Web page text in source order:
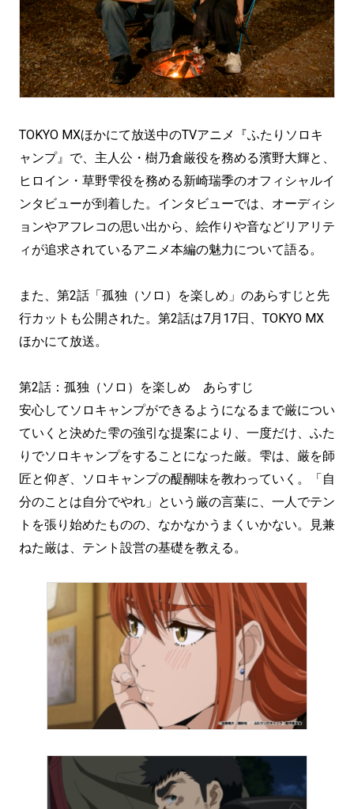
TOKYO MXほかにて放送中のTVアニメ『ふたりソロキ
ャンプ』で、主人公・樹乃倉厳役を務める濱野大輝と、
ヒロイン・草野雫役を務める新崎瑞季のオフィシャルイ
ンタビューが到着した。インタビューでは、オーディシ
ョンやアフレコの思い出から、絵作りや音などリアリテ
ィが追求されているアニメ本編の魅力について語る。
また、第2話「孤独（ソロ）を楽しめ」のあらすじと先
行カットも公開された。第2話は7月17日、TOKYO MX
ほかにて放送。
第2話：孤独（ソロ）を楽しめ あらすじ
安心してソロキャンプができるようになるまで厳につい
ていくと決めた雫の強引な提案により、一度だけ、ふた
りでソロキャンプをすることになった厳。雫は、厳を師
匠と仰ぎ、ソロキャンプの醍醐味を教わっていく。「自
分のことは自分でやれ」という厳の言葉に、一人でテン
トを張り始めたものの、なかなかうまくいかない。見兼
ねた厳は、テント設営の基礎を教える。